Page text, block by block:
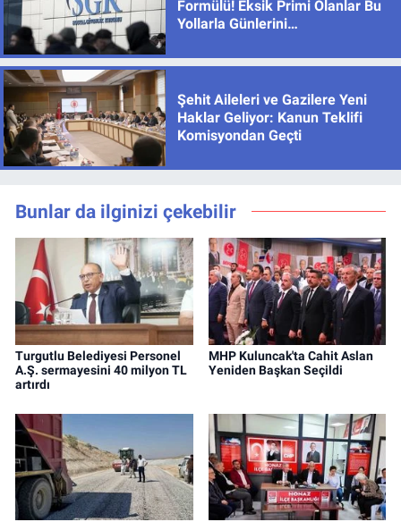
Formülü! Eksik Primi Olanlar Bu
Yollarla Günlerini
Şehit Aileleri ve Gazilere Yeni
Haklar Geliyor: Kanun Teklifi
Komisyondan Geçti
Bunlar da ilginizi çekebilir
Turgutlu Belediyesi Personel
A.Ş. sermayesini 40 milyon TL
artırdı
MHP Kuluncak'ta Cahit Aslan
Yeniden Başkan Seçildi